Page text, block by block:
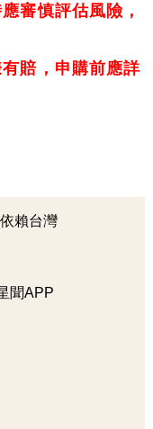
審慎評估風險，
賠，申購前應詳
賴台灣
聞APP